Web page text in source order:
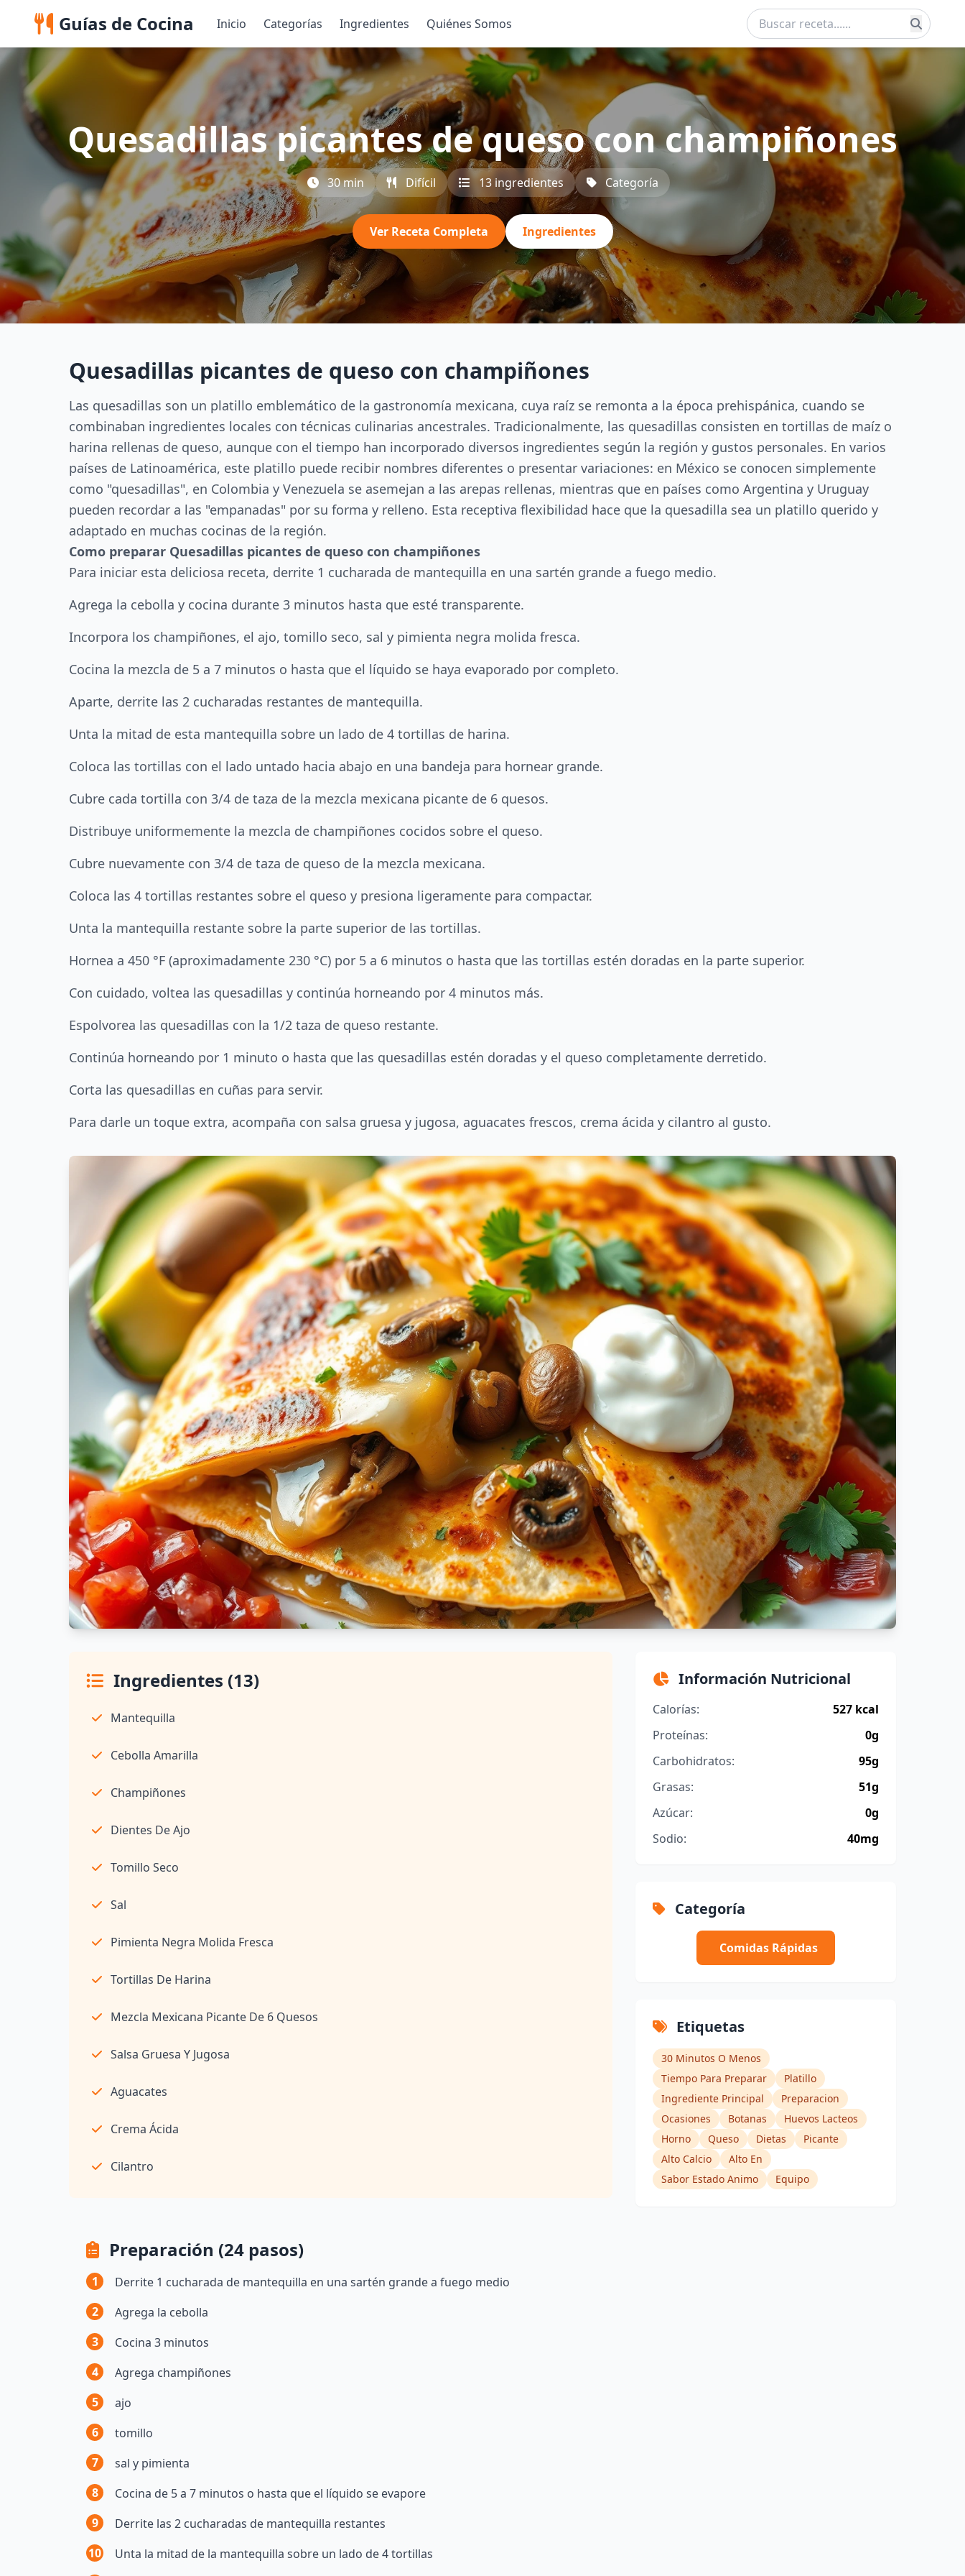
Guías de Cocina Inicio Categorías Ingredientes Quiénes Somos
Quesadillas picantes de queso con champiñones
30 min Difícil 13 ingredientes Categoría
Ver Receta Completa Ingredientes
Quesadillas picantes de queso con champiñones
Las quesadillas son un platillo emblemático de la gastronomía mexicana, cuya raíz se remonta a la época prehispánica, cuando se
combinaban ingredientes locales con técnicas culinarias ancestrales. Tradicionalmente, las quesadillas consisten en tortillas de maíz o
harina rellenas de queso, aunque con el tiempo han incorporado diversos ingredientes según la región y gustos personales. En varios
países de Latinoamérica, este platillo puede recibir nombres diferentes o presentar variaciones: en México se conocen simplemente
como "quesadillas", en Colombia y Venezuela se asemejan a las arepas rellenas, mientras que en países como Argentina y Uruguay
pueden recordar a las "empanadas" por su forma y relleno. Esta receptiva flexibilidad hace que la quesadilla sea un platillo querido y
adaptado en muchas cocinas de la región.
Como preparar Quesadillas picantes de queso con champiñones
Para iniciar esta deliciosa receta, derrite 1 cucharada de mantequilla en una sartén grande a fuego medio.
Agrega la cebolla y cocina durante 3 minutos hasta que esté transparente.
Incorpora los champiñones, el ajo, tomillo seco, sal y pimienta negra molida fresca.
Cocina la mezcla de 5 a 7 minutos o hasta que el líquido se haya evaporado por completo.
Aparte, derrite las 2 cucharadas restantes de mantequilla.
Unta la mitad de esta mantequilla sobre un lado de 4 tortillas de harina.
Coloca las tortillas con el lado untado hacia abajo en una bandeja para hornear grande.
Cubre cada tortilla con 3/4 de taza de la mezcla mexicana picante de 6 quesos.
Distribuye uniformemente la mezcla de champiñones cocidos sobre el queso.
Cubre nuevamente con 3/4 de taza de queso de la mezcla mexicana.
Coloca las 4 tortillas restantes sobre el queso y presiona ligeramente para compactar.
Unta la mantequilla restante sobre la parte superior de las tortillas.
Hornea a 450 °F (aproximadamente 230 °C) por 5 a 6 minutos o hasta que las tortillas estén doradas en la parte superior.
Con cuidado, voltea las quesadillas y continúa horneando por 4 minutos más.
Espolvorea las quesadillas con la 1/2 taza de queso restante.
Continúa horneando por 1 minuto o hasta que las quesadillas estén doradas y el queso completamente derretido.
Corta las quesadillas en cuñas para servir.
Para darle un toque extra, acompaña con salsa gruesa y jugosa, aguacates frescos, crema ácida y cilantro al gusto.
Ingredientes (13)
Mantequilla
Cebolla Amarilla
Champiñones
Dientes De Ajo
Tomillo Seco
Sal
Pimienta Negra Molida Fresca
Tortillas De Harina
Mezcla Mexicana Picante De 6 Quesos
Salsa Gruesa Y Jugosa
Aguacates
Crema Ácida
Cilantro
Preparación (24 pasos)
1
Derrite 1 cucharada de mantequilla en una sartén grande a fuego medio
2
Agrega la cebolla
3
Cocina 3 minutos
4
Agrega champiñones
5
ajo
6
tomillo
7
sal y pimienta
8
Cocina de 5 a 7 minutos o hasta que el líquido se evapore
9
Derrite las 2 cucharadas de mantequilla restantes
10
Unta la mitad de la mantequilla sobre un lado de 4 tortillas
Información Nutricional
Calorías:
527 kcal
Proteínas:
0g
Carbohidratos:
95g
Grasas:
51g
Azúcar:
0g
Sodio:
40mg
Categoría
Comidas Rápidas
Etiquetas
30 Minutos O Menos
Tiempo Para Preparar
Platillo
Ingrediente Principal
Preparacion
Ocasiones
Botanas
Huevos Lacteos
Horno
Queso Dietas
Picante
Alto Calcio
Alto En
Sabor Estado Animo
Equipo